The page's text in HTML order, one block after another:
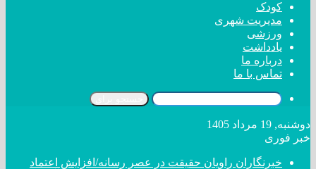
کودک
مدیریت شهری
ورزشی
یادداشت
درباره ما
تماس با ما
دوشنبه, 19 مرداد 1405
خبر فوری
خبرنگاران راویان حقیقت در عصر رسانه/افزایش اعتماد